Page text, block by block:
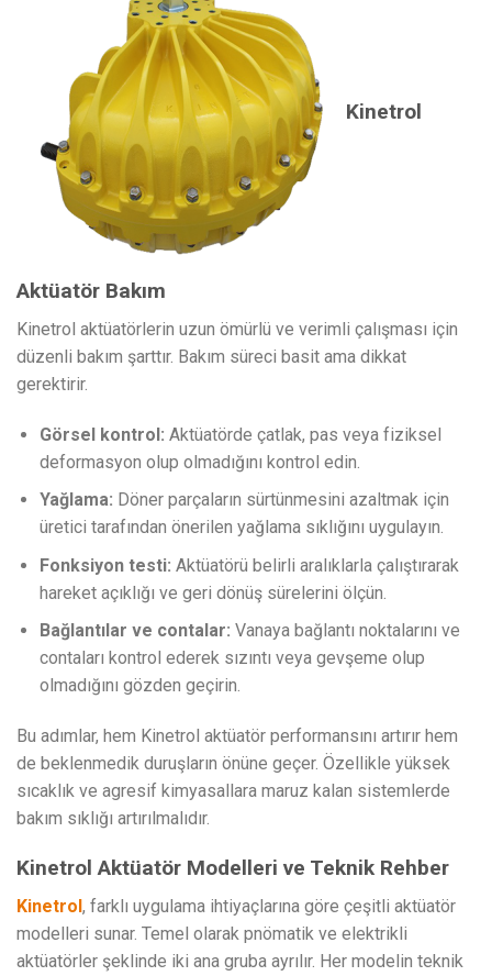
Kinetrol
Aktüatör Bakım
Kinetrol aktüatörlerin uzun ömürlü ve verimli çalışması için
düzenli bakım şarttır. Bakım süreci basit ama dikkat
gerektirir.
Görsel kontrol: Aktüatörde çatlak, pas veya fiziksel
deformasyon olup olmadığını kontrol edin.
Yağlama: Döner parçaların sürtünmesini azaltmak için
üretici tarafından önerilen yağlama sıklığını uygulayın.
Fonksiyon testi: Aktüatörü belirli aralıklarla çalıştırarak
hareket açıklığı ve geri dönüş sürelerini ölçün.
Bağlantılar ve contalar: Vanaya bağlantı noktalarını ve
contaları kontrol ederek sızıntı veya gevşeme olup
olmadığını gözden geçirin.
Bu adımlar, hem Kinetrol aktüatör performansını artırır hem
de beklenmedik duruşların önüne geçer. Özellikle yüksek
sıcaklık ve agresif kimyasallara maruz kalan sistemlerde
bakım sıklığı artırılmalıdır.
Kinetrol Aktüatör Modelleri ve Teknik Rehber
Kinetrol, farklı uygulama ihtiyaçlarına göre çeşitli aktüatör
modelleri sunar. Temel olarak pnömatik ve elektrikli
aktüatörler şeklinde iki ana gruba ayrılır. Her modelin teknik